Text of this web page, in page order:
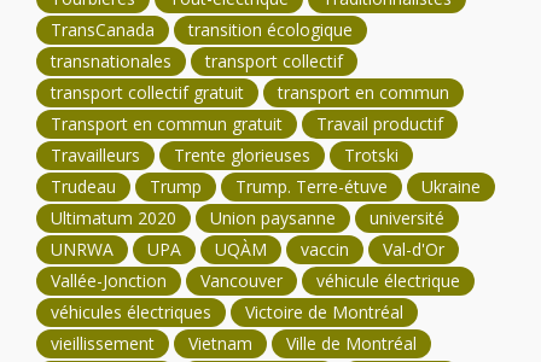
TransCanada
transition écologique
transnationales
transport collectif
transport collectif gratuit
transport en commun
Transport en commun gratuit
Travail productif
Travailleurs
Trente glorieuses
Trotski
Trudeau
Trump Trump. Terre-étuve
Ukraine
Ultimatum 2020
Union paysanne
université
UNRWA
UPA UQÀM vaccin
Val-d'Or
Vallée-Jonction
Vancouver
véhicule électrique
véhicules électriques
Victoire de Montréal
vieillissement
Vietnam
Ville de Montréal